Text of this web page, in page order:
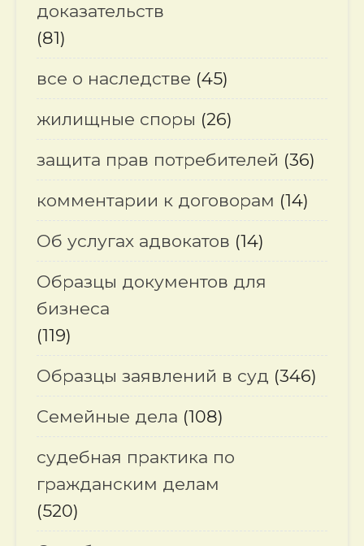
доказательств
(81)
все о наследстве (45)
жилищные споры (26)
защита прав потребителей (36)
комментарии к договорам (14)
Об услугах адвокатов (14)
Образцы документов для
бизнеса
(119)
Образцы заявлений в суд (346)
Семейные дела (108)
судебная практика по
гражданским делам
(520)